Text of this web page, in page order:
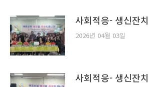
사회적응- 생신잔치
2026년 04월 03일
사회적응- 생신잔치